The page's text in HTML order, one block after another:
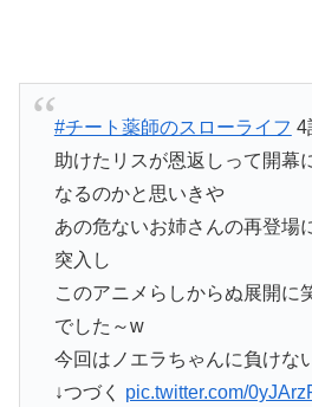
#チート薬師のスローライフ 4
助けたリスが恩返しって開幕
なるのかと思いきや
あの危ないお姉さんの再登場
突入し
このアニメらしからぬ展開に
でした～w
今回はノエラちゃんに負けな
↓つづく pic.twitter.com/